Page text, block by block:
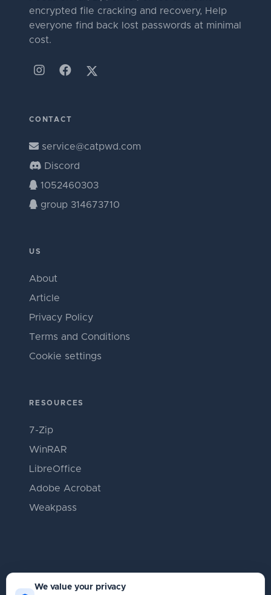
encrypted file cracking and recovery, Help
everyone find back lost passwords at minimal
cost.
CONTACT
service@catpwd.com
Discord
1052460303
group 314673710
US
About
Article
Privacy Policy
Terms and Conditions
Cookie settings
RESOURCES
7-Zip
WinRAR
LibreOffice
Adobe Acrobat
Weakpass
We value your privacy